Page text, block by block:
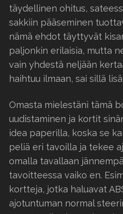
täydellinen ohitus,
sakkiin pääseminen
nämä ehdot täyttyvät
paljonkin erilaisia, mutta
vain yhdestä neljään
haihtuu ilmaan, sai sillä
Omasta mielestäni tämä
uudistaminen ja kortit
idea paperilla, koska se
peliä eri tavoilla ja tekee
omalla tavallaan
tavoitteessa vaiko en.
kortteja, jotka haluavat
ajotuntuman normal